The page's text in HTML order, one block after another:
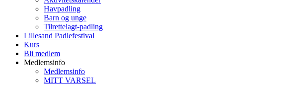
Havpadling
Barn og unge
Tilrettelagt-padling
Lillesand Padlefestival
Kurs
Bli medlem
Medlemsinfo
Medlemsinfo
MITT VARSEL